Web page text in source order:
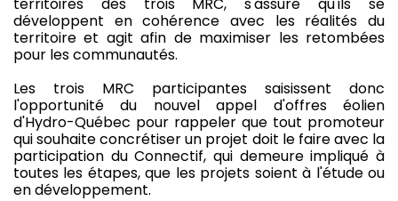
développent en cohérence avec les réalités du
territoire et agit afin de maximiser les retombées
pour les communautés.
Les trois MRC participantes saisissent donc
l'opportunité du nouvel appel d'offres éolien
d'Hydro-Québec pour rappeler que tout promoteur
qui souhaite concrétiser un projet doit le faire avec la
participation du Connectif, qui demeure impliqué à
toutes les étapes, que les projets soient à l'étude ou
en développement.